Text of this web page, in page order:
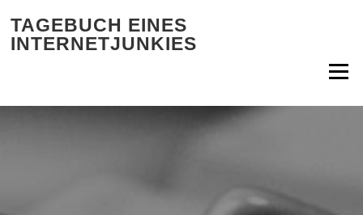
TAGEBUCH EINES
INTERNETJUNKIES
Menü